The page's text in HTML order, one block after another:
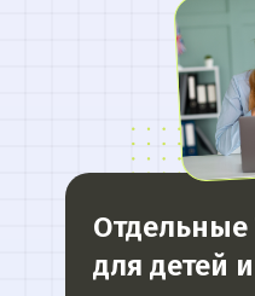
Отдельные
для детей
Более 10 тыс.
платных
программ
Заказов на 300 млн
через наш